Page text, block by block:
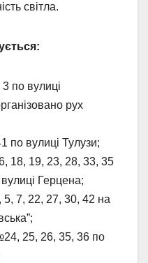
світла.
по вулиці
рух
по вулиці Тулузи;
18, 19, 23, 28, 33, 35
Герцена;
7, 22, 27, 30, 42 на
25, 26, 35, 36 по